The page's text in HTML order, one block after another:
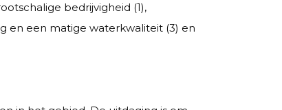
bedrijvigheid (1),
en een matige waterkwaliteit (3) en